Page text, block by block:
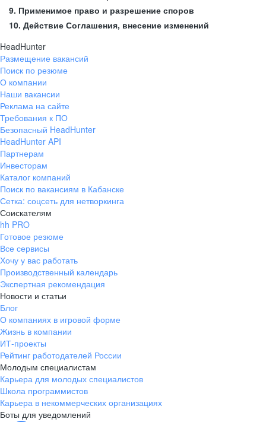
9. Применимое право и разрешение споров
10. Действие Соглашения, внесение изменений
HeadHunter
Размещение вакансий
Поиск по резюме
О компании
Наши вакансии
Реклама на сайте
Требования к ПО
Безопасный HeadHunter
HeadHunter API
Партнерам
Инвесторам
Каталог компаний
Поиск по вакансиям в Кабанске
Сетка: соцсеть для нетворкинга
Соискателям
hh PRO
Готовое резюме
Все сервисы
Хочу у вас работать
Производственный календарь
Экспертная рекомендация
Новости и статьи
Блог
О компаниях в игровой форме
Жизнь в компании
ИТ-проекты
Рейтинг работодателей России
Молодым специалистам
Карьера для молодых специалистов
Школа программистов
Карьера в некоммерческих организациях
Боты для уведомлений